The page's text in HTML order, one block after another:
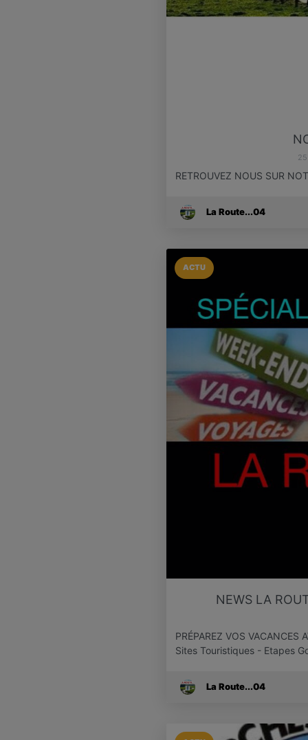
RETROUVEZ NOUS SUR
La Route...04
ACTU
NEWS LA
PRÉPAREZ VOS
Sites Touristiques - Etapes
La Route...04